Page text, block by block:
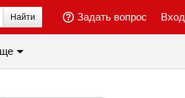
Вход
Задать вопрос
Найти